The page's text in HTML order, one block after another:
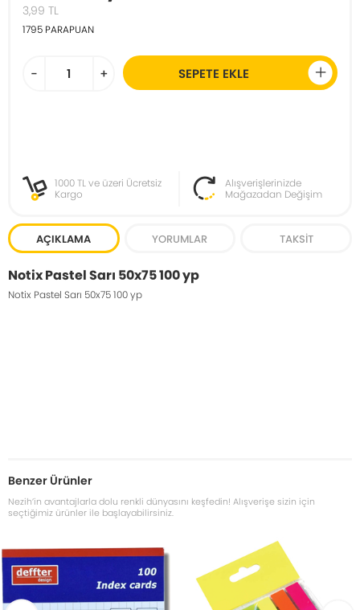
3,99 TL
1795 PARAPUAN
- + SEPETE EKLE
1000 TL ve üzeri Ücretsiz
Kargo
Alışverişlerinizde
Mağazadan Değişim
AÇIKLAMA YORUMLAR TAKSIT
Notix Pastel Sarı 50x75 100 yp
Notix Pastel Sarı 50x75 100 yp
Benzer Ürünler
Nezih’in avantajlarla dolu renkli dünyasını keşfedin! Alışverişe sizin için
seçtiğimiz ürünler ile başlayabilirsiniz.